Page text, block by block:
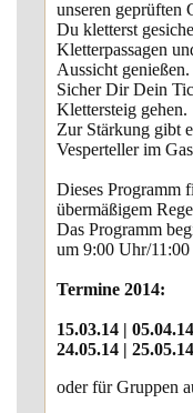
unseren geprüften
Du kletterst
Kletterpassagen
Aussicht genießen.
Sicher Dir Dein
Klettersteig gehen.
Zur Stärkung gibt
Vesperteller im
Dieses Programm
übermäßigem
Das Programm
um 9:00 Uhr/
Termine 2014:
15.03.14 |
24.05.14 |
oder für Gruppen